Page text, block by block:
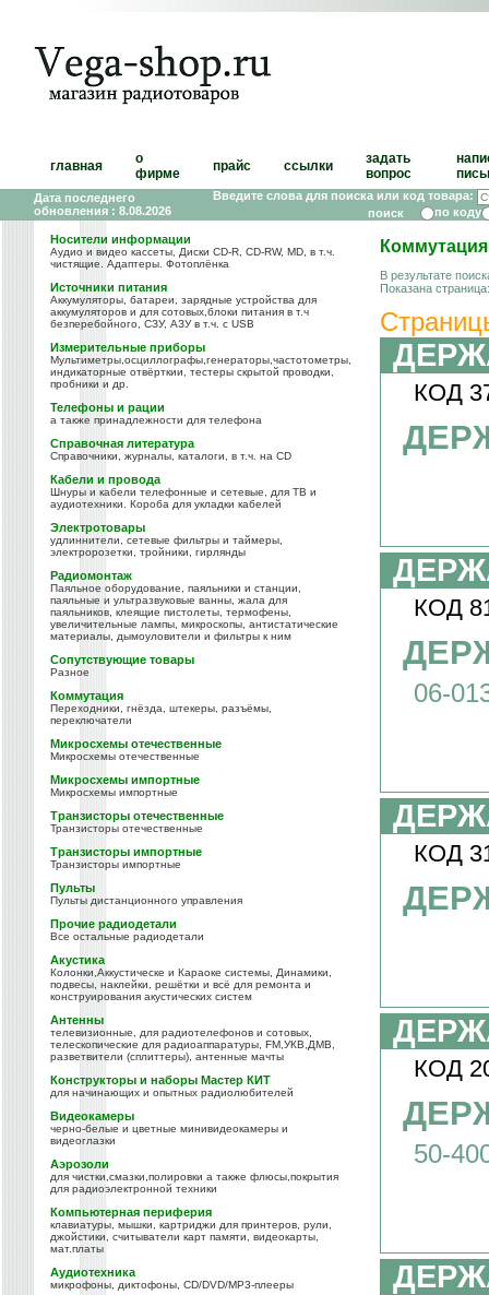
главная
о
фирме
прайс ссылки
задать
вопрос
Дата последнего
обновления : 8.08.2026
Введите слова для поиска или код товара:
по коду
Носители информации
Аудио и видео кассеты, Диски CD-R, CD-RW, MD, в т.ч.
чистящие. Адаптеры. Фотоплёнка
Источники питания
Аккумуляторы, батареи, зарядные устройства для
аккумуляторов и для сотовых,блоки питания в т.ч
безперебойного, СЗУ, АЗУ в т.ч. с USB
Измерительные приборы
Мультиметры,осциллографы,генераторы,частотометры,
индикаторные отвёрткии, тестеры скрытой проводки,
пробники и др.
Телефоны и рации
а также принадлежности для телефона
Справочная литература
Справочники, журналы, каталоги, в т.ч. на CD
Кабели и провода
Шнуры и кабели телефонные и сетевые, для ТВ и
аудиотехники. Короба для укладки кабелей
Электротовары
удлиннители, сетевые фильтры и таймеры,
электророзетки, тройники, гирлянды
Радиомонтаж
Паяльное оборудование, паяльники и станции,
паяльные и ультразвуковые ванны, жала для
паяльников, клеящие пистолеты, термофены,
увеличительные лампы, микроскопы, антистатические
материалы, дымоуловители и фильтры к ним
Сопутствующие товары
Разное
Коммутация
Переходники, гнёзда, штекеры, разъёмы,
переключатели
Микросхемы отечественные
Микросхемы отечественные
Микросхемы импортные
Микросхемы импортные
Транзисторы отечественные
Транзисторы отечественные
Транзисторы импортные
Транзисторы импортные
Пульты
Пульты дистанционного управления
Прочие радиодетали
Все остальные радиодетали
Акустика
Колонки,Аккустическе и Караоке системы, Динамики,
подвесы, наклейки, решётки и всё для ремонта и
конструирования акустических систем
Антенны
телевизионные, для радиотелефонов и сотовых,
телескопические для радиоаппаратуры, FM,УКВ,ДМВ,
разветвители (сплиттеры), антенные мачты
Конструкторы и наборы Мастер КИТ
для начинающих и опытных радиолюбителей
Видеокамеры
черно-белые и цветные минивидеокамеры и
видеоглазки
Аэрозоли
для чистки,смазки,полировки а также флюсы,покрытия
для радиоэлектронной техники
Компьютерная периферия
клавиатуры, мышки, картриджи для принтеров, рули,
джойстики, считыватели карт памяти, видеокарты,
мат.платы
Аудиотехника
микрофоны, диктофоны, CD/DVD/MP3-плееры
Коммутация
В результате
Показана
КОД
КОД
06-
КОД
КОД
50-